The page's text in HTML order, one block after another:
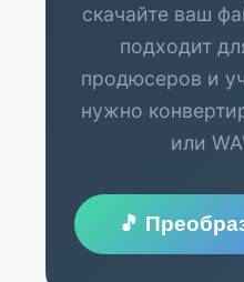
скачайте ваш
подходит
продюсеров и
нужно
или
🎵